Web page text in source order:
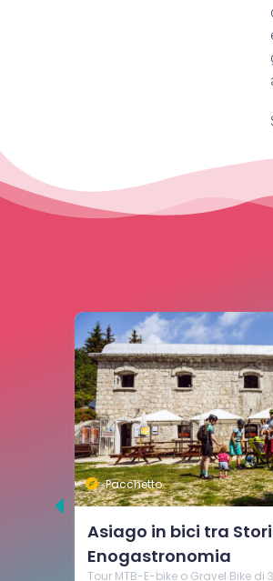
Pacchetto
3 giorni tra trekking,
sull’Altopiano di
Viviti un'esperienza autentica e